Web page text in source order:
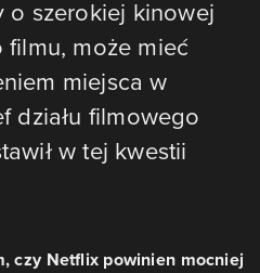
o szerokiej kinowej
może mieć
miejsca w
działu filmowego
w tej kwestii
czy Netflix powinien mocniej